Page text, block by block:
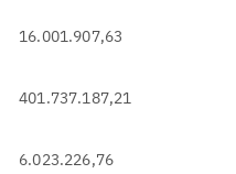
16.001.907,63
401.737.187,21
6.023.226,76